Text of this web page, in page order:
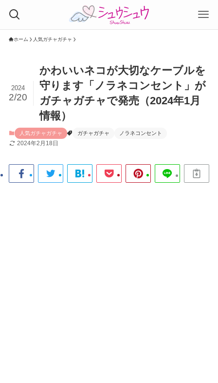
ホーム 人気ガチャガチャ
かわいいネコが大切なケーブルを
守ります「ノラネコンセント」が
ガチャガチャで発売（2024年1月
情報）
2024
2/20
人気ガチャガチャ ガチャガチャ ノラネコンセント
2024年2月18日